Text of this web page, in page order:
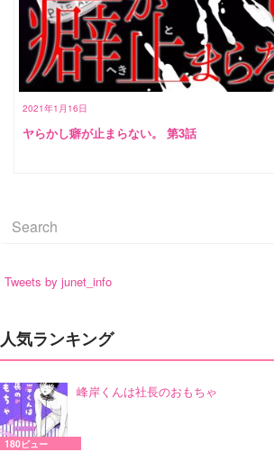
2021年1月16日
ヤらかし癖が止まらない。 第3話
Tweets by junet_info
人気ランキング
峰岸くんは社長のおもちゃ
180ビュー